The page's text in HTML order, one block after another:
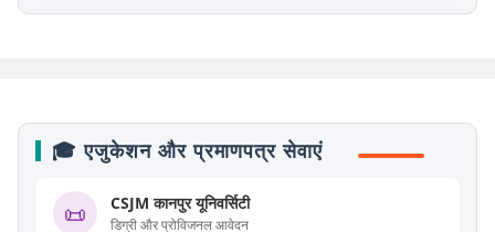
🎓 एजुकेशन और प्रमाणपत्र सेवाएं
📜 CSJM कानपुर यूनिवर्सिटी
डिग्री और प्रोविजनल आवेदन